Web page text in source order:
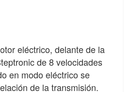
eléctrico, delante de la
de 8 velocidades
en modo eléctrico se
de la transmisión.